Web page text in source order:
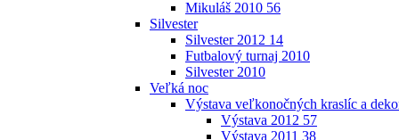
Mikuláš 2010 56
Silvester
Silvester 2012 14
Futbalový turnaj 2010
Silvester 2010
Veľká noc
Výstava veľkonočných kraslíc a
Výstava 2012 57
Výstava 2011 38